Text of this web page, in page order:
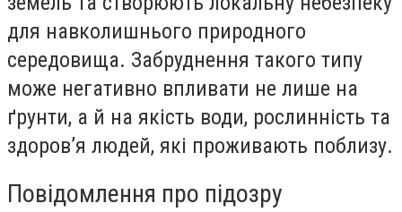
для навколишнього природного
середовища. Забруднення такого типу
може негативно впливати не лише на
ґрунти, а й на якість води, рослинність та
здоров’я людей, які проживають поблизу.
Повідомлення про підозру